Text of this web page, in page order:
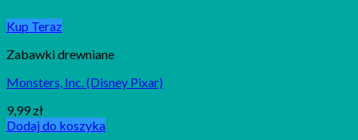
Kup Teraz
Zabawki drewniane
Monsters, Inc. (Disney Pixar)
9,99 zł
Dodaj do koszyka